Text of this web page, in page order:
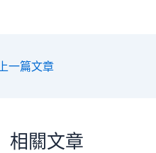
上一篇文章
相關文章